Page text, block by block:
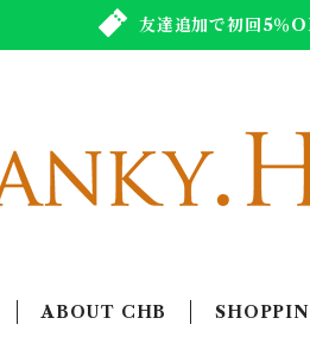
友達追加で初回5％
ABOUT CHB